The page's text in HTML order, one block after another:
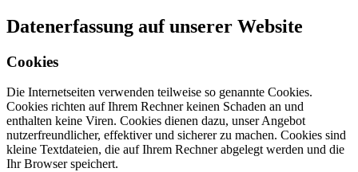
Datenerfassung auf unserer Website
Cookies
Die Internetseiten verwenden teilweise so genannte Cookies.
Cookies richten auf Ihrem Rechner keinen Schaden an und
enthalten keine Viren. Cookies dienen dazu, unser Angebot
nutzerfreundlicher, effektiver und sicherer zu machen. Cookies sind
kleine Textdateien, die auf Ihrem Rechner abgelegt werden und die
Ihr Browser speichert.